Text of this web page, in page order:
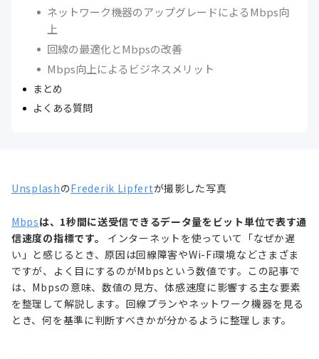
ネットワーク機器のアップグレードによるMbps向
上
回線の最適化とMbpsの改善
Mbps向上によるビジネスメリット
まとめ
よくある質問
UnsplashのFrederik Lipfertが撮影した写真
Mbpsは、1秒間に送受信できるデータ量をビット単位で表す通
信速度の指標です。
インターネットを使っていて「なぜか遅
い」と感じるとき、原因は回線障害やWi-Fi環境などさまざま
ですが、よく目にするのがMbpsという数値です。この記事で
は、Mbpsの意味、数値の見方、体感速度に影響する主な要素
を整理して解説します。回線プランやネットワーク機器を見る
とき、何を基準に判断すべきかが分かるように整理します。